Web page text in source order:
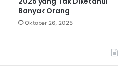
Banyak Orang
Oktober 26, 2025